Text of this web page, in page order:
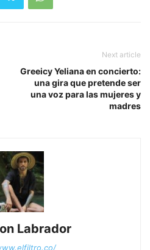
Next article
Greeicy Yeliana en concierto:
una gira que pretende ser
una voz para las mujeres y
madres
Labrador